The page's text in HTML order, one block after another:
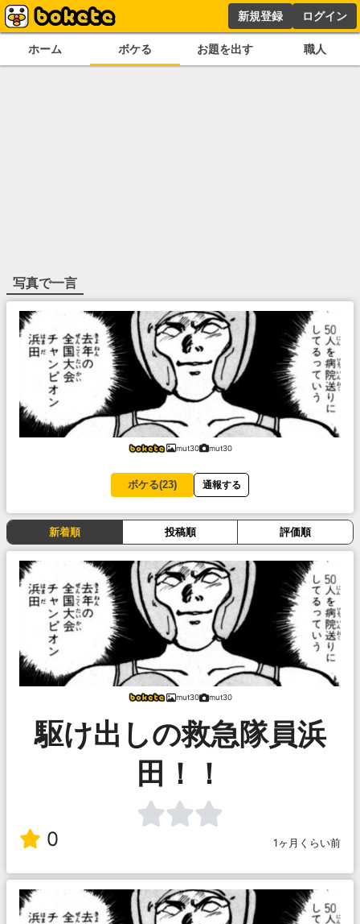
新規登録 ログイン
ホーム ボケる お題を出す 職人
写真で一言
mut30 mut30
ボケる(23) 通報する
新着順 投稿順 評価順
mut30 mut30
駆け出しの救急隊員浜
田！！
0 1ヶ月くらい前